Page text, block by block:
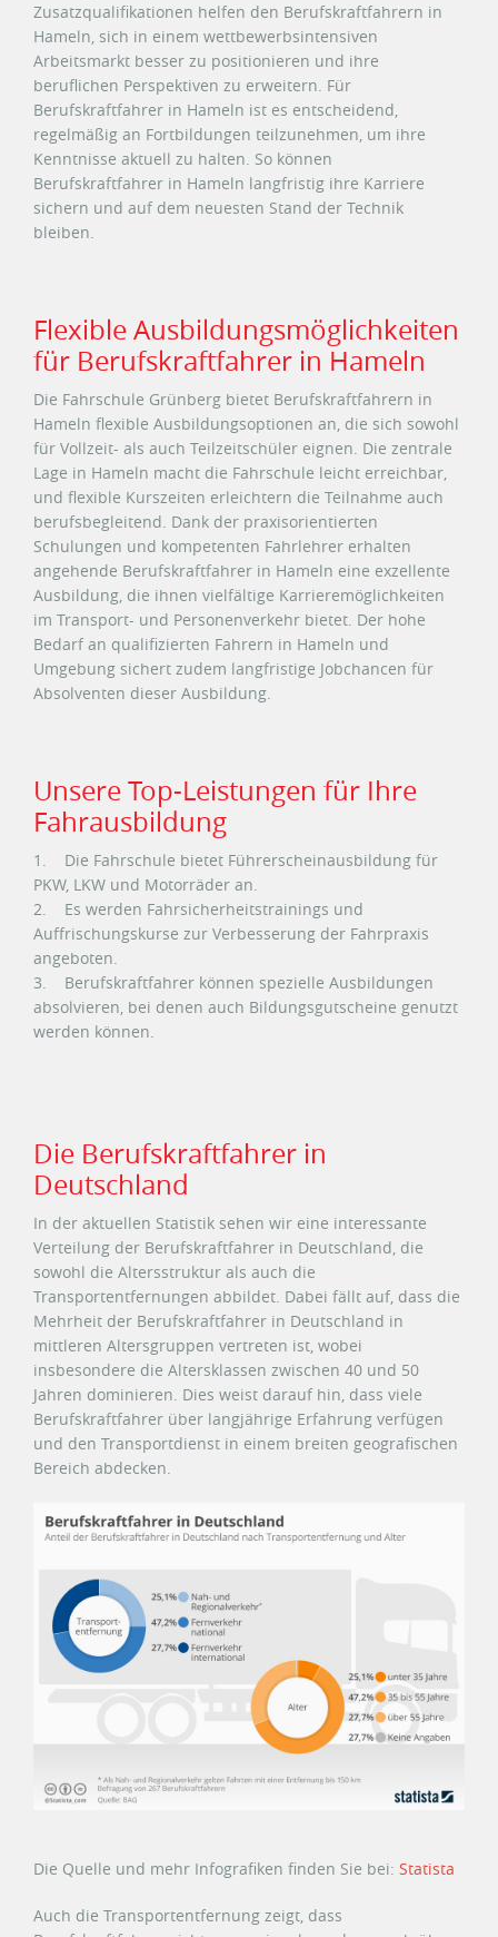
Zusatzqualifikationen helfen den Berufskraftfahrern in
Hameln, sich in einem wettbewerbsintensiven
Arbeitsmarkt besser zu positionieren und ihre
beruflichen Perspektiven zu erweitern. Für
Berufskraftfahrer in Hameln ist es entscheidend,
regelmäßig an Fortbildungen teilzunehmen, um ihre
Kenntnisse aktuell zu halten. So können
Berufskraftfahrer in Hameln langfristig ihre Karriere
sichern und auf dem neuesten Stand der Technik
bleiben.
Flexible Ausbildungsmöglichkeiten
für Berufskraftfahrer in Hameln
Die Fahrschule Grünberg bietet Berufskraftfahrern in
Hameln flexible Ausbildungsoptionen an, die sich sowohl
für Vollzeit- als auch Teilzeitschüler eignen. Die zentrale
Lage in Hameln macht die Fahrschule leicht erreichbar,
und flexible Kurszeiten erleichtern die Teilnahme auch
berufsbegleitend. Dank der praxisorientierten
Schulungen und kompetenten Fahrlehrer erhalten
angehende Berufskraftfahrer in Hameln eine exzellente
Ausbildung, die ihnen vielfältige Karrieremöglichkeiten
im Transport- und Personenverkehr bietet. Der hohe
Bedarf an qualifizierten Fahrern in Hameln und
Umgebung sichert zudem langfristige Jobchancen für
Absolventen dieser Ausbildung.
Unsere Top-Leistungen für Ihre
Fahrausbildung
1. Die Fahrschule bietet Führerscheinausbildung für
PKW, LKW und Motorräder an.
2. Es werden Fahrsicherheitstrainings und
Auffrischungskurse zur Verbesserung der Fahrpraxis
angeboten.
3. Berufskraftfahrer können spezielle Ausbildungen
absolvieren, bei denen auch Bildungsgutscheine genutzt
werden können.
Die Berufskraftfahrer in
Deutschland
In der aktuellen Statistik sehen wir eine interessante
Verteilung der Berufskraftfahrer in Deutschland, die
sowohl die Altersstruktur als auch die
Transportentfernungen abbildet. Dabei fällt auf, dass die
Mehrheit der Berufskraftfahrer in Deutschland in
mittleren Altersgruppen vertreten ist, wobei
insbesondere die Altersklassen zwischen 40 und 50
Jahren dominieren. Dies weist darauf hin, dass viele
Berufskraftfahrer über langjährige Erfahrung verfügen
und den Transportdienst in einem breiten geografischen
Bereich abdecken.
Die Quelle und mehr Infografiken finden Sie bei: Statista
Auch die Transportentfernung zeigt, dass